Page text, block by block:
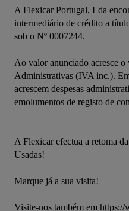
A Flexicar Portugal, Lda
intermediário de crédito a
sob o Nº 0007244.
Ao valor anunciado acresce o
Administrativas (IVA inc.).
acrescem despesas
emolumentos de registo de
A Flexicar efectua a retoma
Usadas!
Marque já a sua visita!
Visite-nos também em